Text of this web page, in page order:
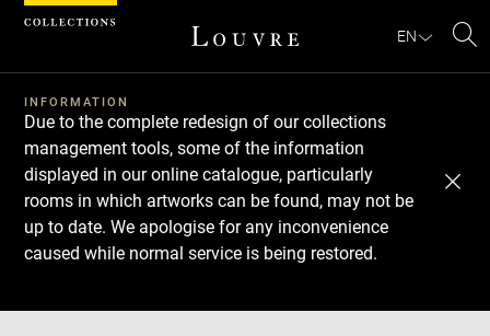
EN
INFORMATION
Due to the complete redesign of our collections
management tools, some of the information
displayed in our online catalogue, particularly
rooms in which artworks can be found, may not be
up to date. We apologise for any inconvenience
caused while normal service is being restored.
Download
Next
Previous
Cookies management panel